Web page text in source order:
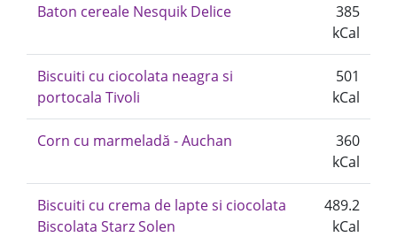
Baton cereale Nesquik Delice
385
kCal
Biscuiti cu ciocolata neagra si
portocala Tivoli
501
kCal
Corn cu marmeladă - Auchan
360
kCal
Biscuiti cu crema de lapte si ciocolata
Biscolata Starz Solen
489.2
kCal